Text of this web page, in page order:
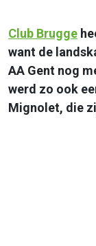
Club Brugge
want de
AA Gent nog
werd zo ook
Mignolet, die